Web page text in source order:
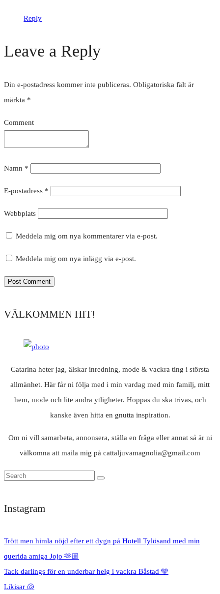
Reply
Leave a Reply
Din e-postadress kommer inte publiceras. Obligatoriska fält är
märkta *
Comment
Namn *
E-postadress *
Webbplats
Meddela mig om nya kommentarer via e-post.
Meddela mig om nya inlägg via e-post.
VÄLKOMMEN HIT!
Catarina heter jag, älskar inredning, mode & vackra ting i största
allmänhet. Här får ni följa med i min vardag med min familj, mitt
hem, mode och lite andra ytligheter. Hoppas du ska trivas, och
kanske även hitta en gnutta inspiration.
Om ni vill samarbeta, annonsera, ställa en fråga eller annat så är ni
välkomna att maila mig på cattaljuvamagnolia@gmail.com
Instagram
Trött men himla nöjd efter ett dygn på Hotell Tylösand med min
querida amiga Jojo 🫶🏼
Tack darlings för en underbar helg i vackra Båstad 🩵
Likisar 🐚